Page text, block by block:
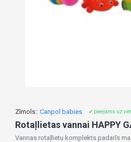
Zīmols:: Canpol babies ✔ pieejams uz
Vannas rotaļlietu komplekts padarīs